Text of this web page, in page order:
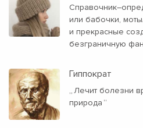
или бабочки,
и прекрасные
безграничную
Гиппократ
„Лечит болезни
природа “